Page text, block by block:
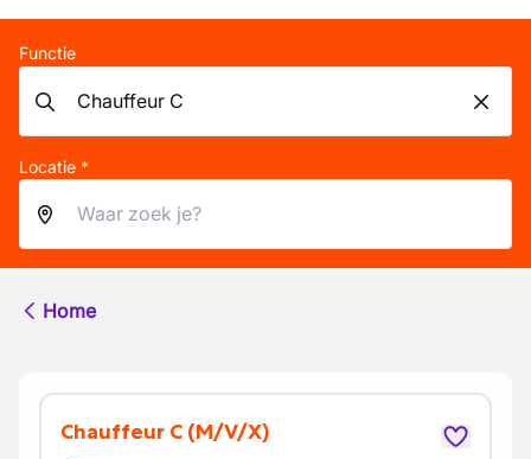
Functie
Locatie *
Home
chauffeur C (M/V/X)